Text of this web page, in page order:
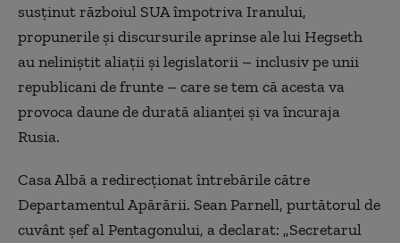
susținut războiul SUA împotriva Iranului,
propunerile și discursurile aprinse ale lui Hegseth
au neliniștit aliații și legislatorii – inclusiv pe unii
republicani de frunte – care se tem că acesta va
provoca daune de durată alianței și va încuraja
Rusia.
Casa Albă a redirecționat întrebările către
Departamentul Apărării. Sean Parnell, purtătorul de
cuvânt șef al Pentagonului, a declarat: „Secretarul